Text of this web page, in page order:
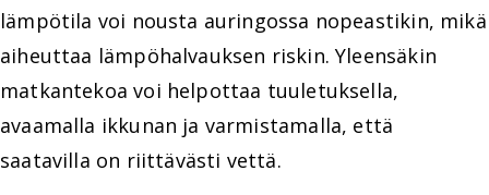
lämpötila voi nousta auringossa nopeastikin, mikä
aiheuttaa lämpöhalvauksen riskin. Yleensäkin
matkantekoa voi helpottaa tuuletuksella,
avaamalla ikkunan ja varmistamalla, että
saatavilla on riittävästi vettä.